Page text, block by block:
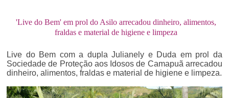
'Live do Bem' em prol do Asilo arrecadou dinheiro, alimentos,
fraldas e material de higiene e limpeza
Live do Bem com a dupla Julianely e Duda em prol da
Sociedade de Proteção aos Idosos de Camapuã arrecadou
dinheiro, alimentos, fraldas e material de higiene e limpeza.